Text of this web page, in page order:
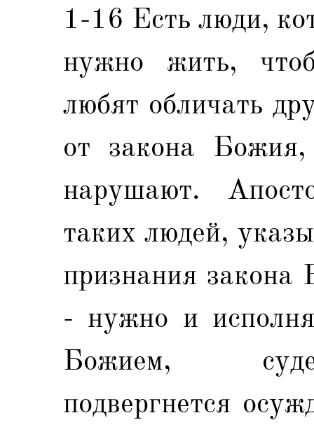
1-16 Есть люди,
нужно жить,
любят обличать
от закона
нарушают.
таких людей,
признания закона
- нужно и
Божием, суде
подвергнется